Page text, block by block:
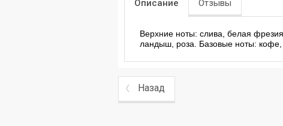
Описание Отзывы
Верхние ноты: слива, белая
ландыш, роза. Базовые ноты: кофе,
Назад